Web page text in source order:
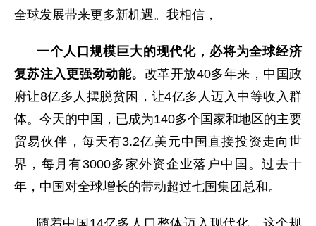
全球发展带来更多新机遇。我相信，
一个人口规模巨大的现代化，必将为全球经济
复苏注入更强劲动能。 改革开放40多年来，中国政
府让8亿多人摆脱贫困，让4亿多人迈入中等收入群
体。今天的中国，已成为140多个国家和地区的主要
贸易伙伴，每天有3.2亿美元中国直接投资走向世
界，每月有3000多家外资企业落户中国。过去十
年，中国对全球增长的带动超过七国集团总和。
随着中国14亿多人口整体迈入现代化，这个规